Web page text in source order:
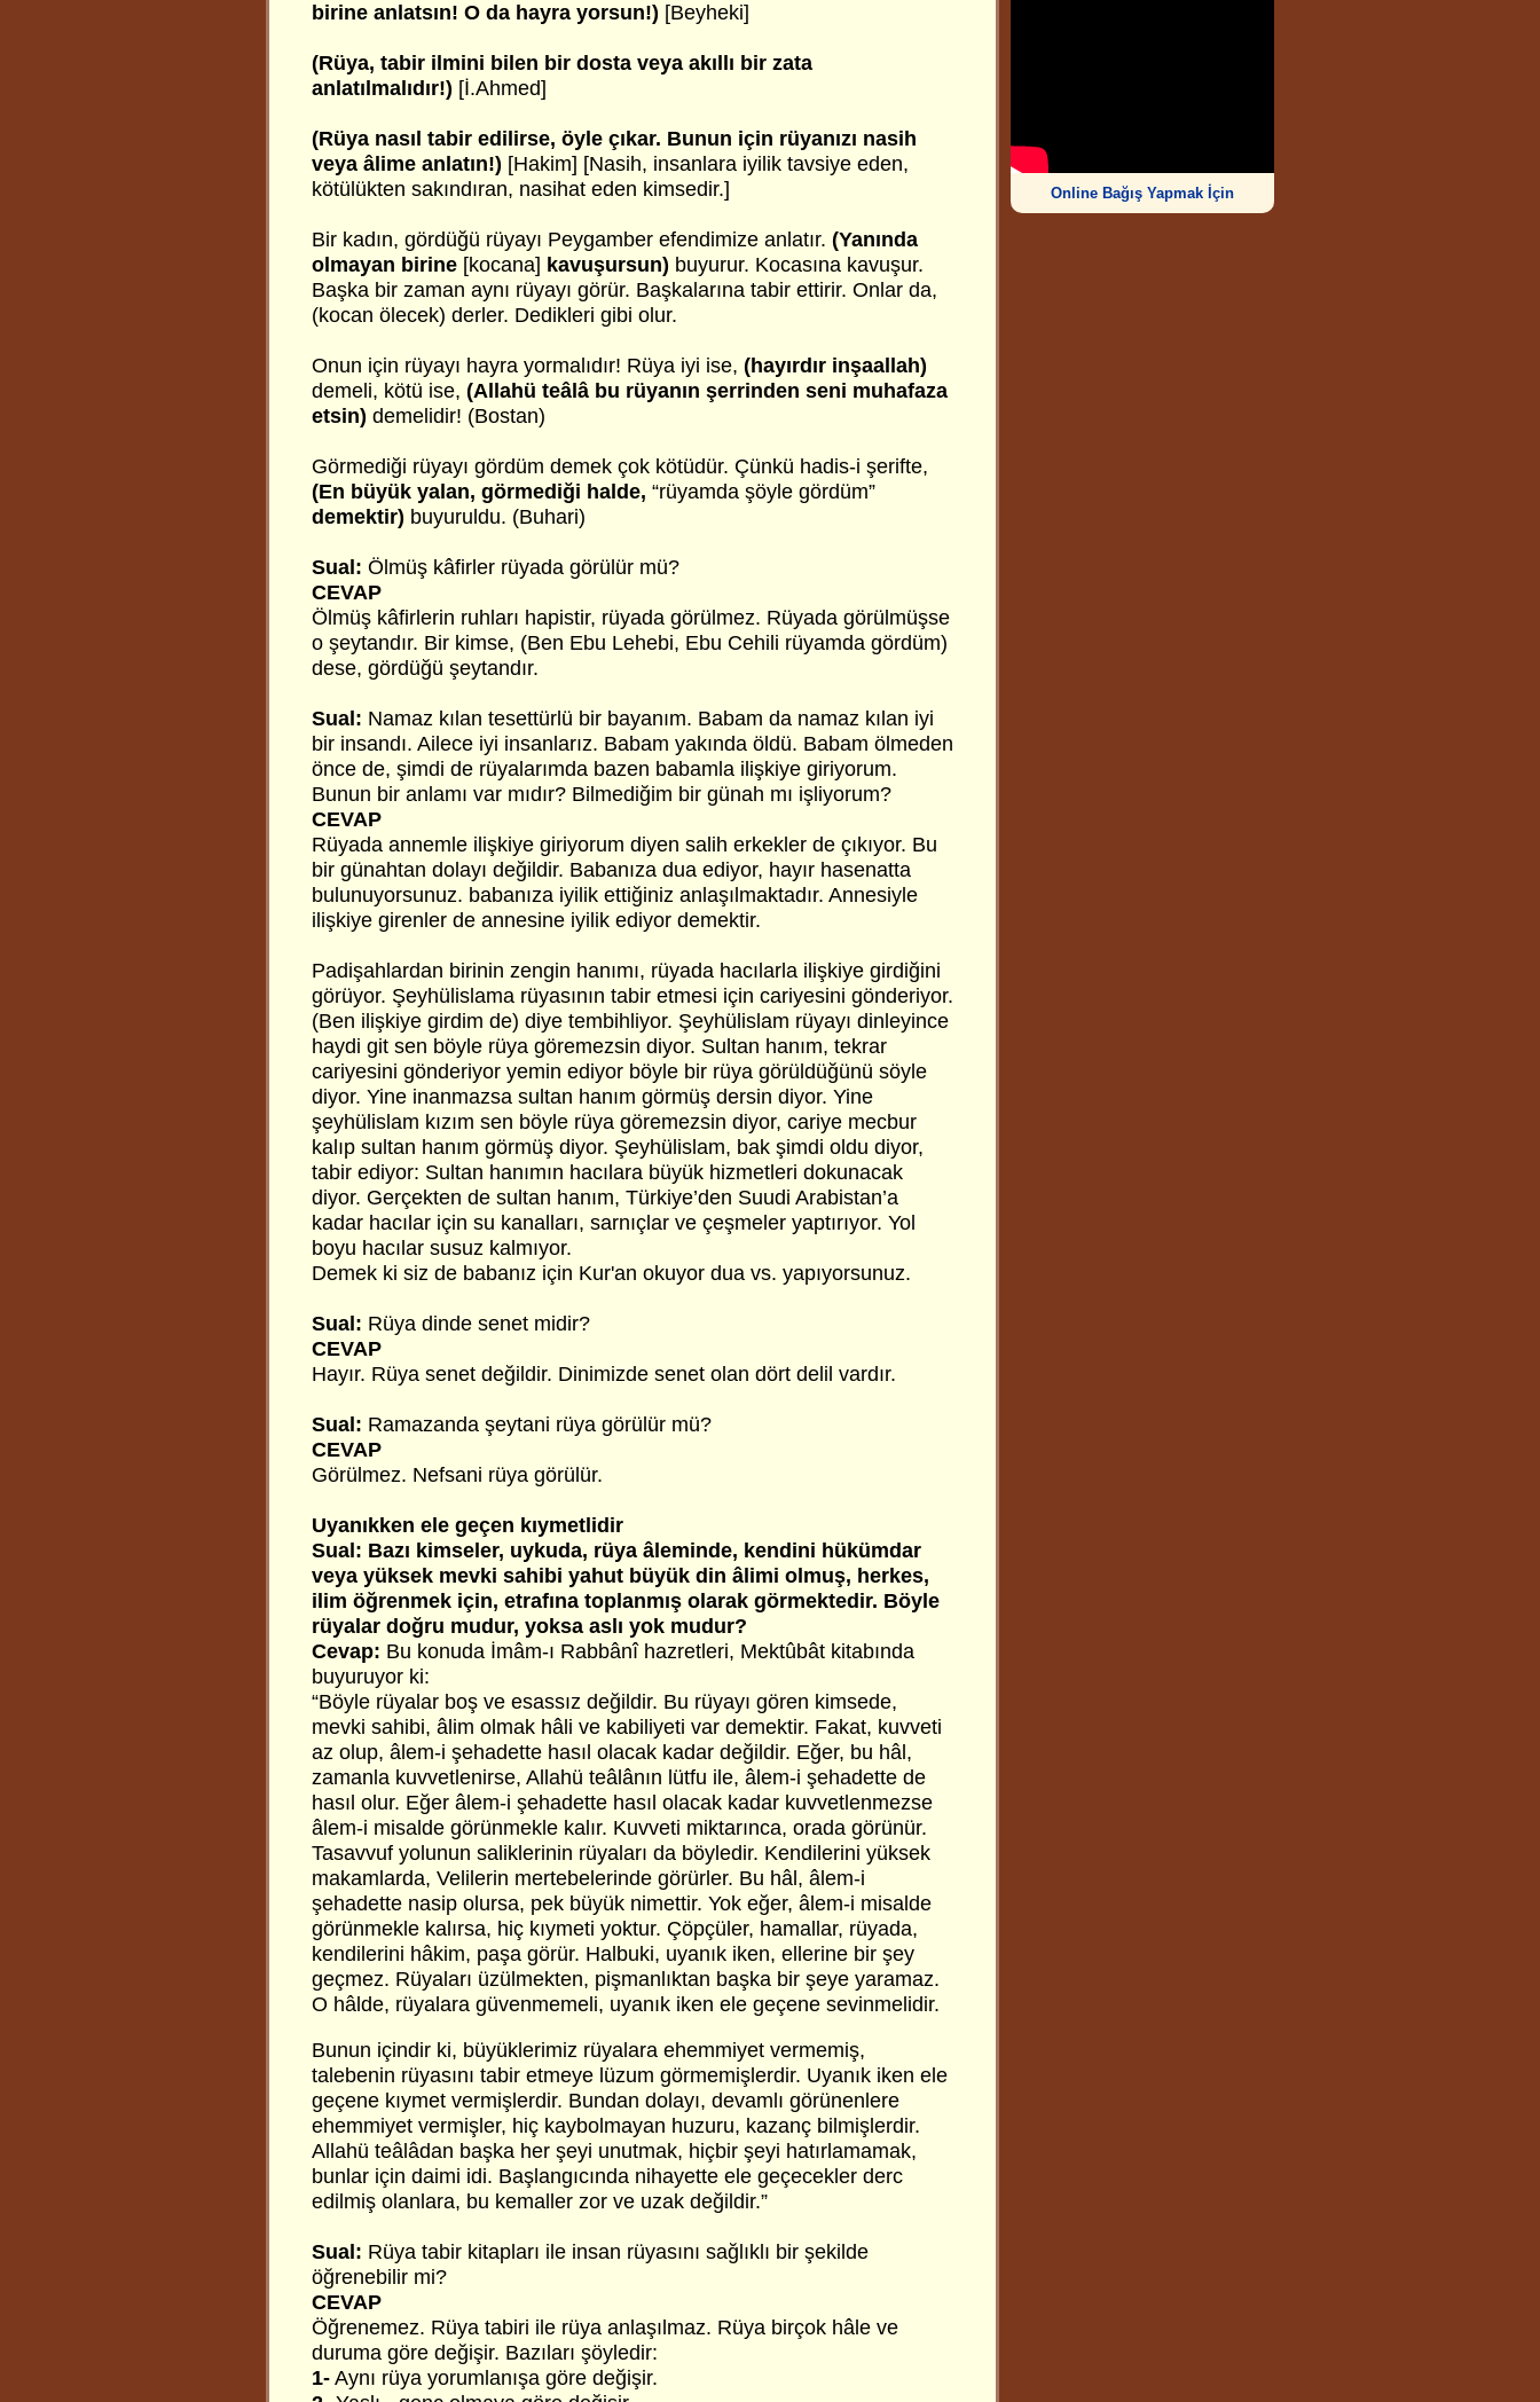
birine anlatsın! O da hayra yorsun!) [Beyheki]
(Rüya, tabir ilmini bilen bir dosta veya akıllı bir zata
anlatılmalıdır!) [İ.Ahmed]
(Rüya nasıl tabir edilirse, öyle çıkar. Bunun için rüyanızı nasih
veya âlime anlatın!) [Hakim] [Nasih, insanlara iyilik tavsiye eden,
kötülükten sakındıran, nasihat eden kimsedir.]
Bir kadın, gördüğü rüyayı Peygamber efendimize anlatır. (Yanında
olmayan birine [kocana] kavuşursun) buyurur. Kocasına kavuşur.
Başka bir zaman aynı rüyayı görür. Başkalarına tabir ettirir. Onlar da,
(kocan ölecek) derler. Dedikleri gibi olur.
Onun için rüyayı hayra yormalıdır! Rüya iyi ise, (hayırdır inşaallah)
demeli, kötü ise, (Allahü teâlâ bu rüyanın şerrinden seni muhafaza
etsin) demelidir! (Bostan)
Görmediği rüyayı gördüm demek çok kötüdür. Çünkü hadis-i şerifte,
(En büyük yalan, görmediği halde, “rüyamda şöyle gördüm”
demektir) buyuruldu. (Buhari)
Sual: Ölmüş kâfirler rüyada görülür mü?
CEVAP
Ölmüş kâfirlerin ruhları hapistir, rüyada görülmez. Rüyada görülmüşse
o şeytandır. Bir kimse, (Ben Ebu Lehebi, Ebu Cehili rüyamda gördüm)
dese, gördüğü şeytandır.
Sual: Namaz kılan tesettürlü bir bayanım. Babam da namaz kılan iyi
bir insandı. Ailece iyi insanlarız. Babam yakında öldü. Babam ölmeden
önce de, şimdi de rüyalarımda bazen babamla ilişkiye giriyorum.
Bunun bir anlamı var mıdır? Bilmediğim bir günah mı işliyorum?
CEVAP
Rüyada annemle ilişkiye giriyorum diyen salih erkekler de çıkıyor. Bu
bir günahtan dolayı değildir. Babanıza dua ediyor, hayır hasenatta
bulunuyorsunuz. babanıza iyilik ettiğiniz anlaşılmaktadır. Annesiyle
ilişkiye girenler de annesine iyilik ediyor demektir.
Padişahlardan birinin zengin hanımı, rüyada hacılarla ilişkiye girdiğini
görüyor. Şeyhülislama rüyasının tabir etmesi için cariyesini gönderiyor.
(Ben ilişkiye girdim de) diye tembihliyor. Şeyhülislam rüyayı dinleyince
haydi git sen böyle rüya göremezsin diyor. Sultan hanım, tekrar
cariyesini gönderiyor yemin ediyor böyle bir rüya görüldüğünü söyle
diyor. Yine inanmazsa sultan hanım görmüş dersin diyor. Yine
şeyhülislam kızım sen böyle rüya göremezsin diyor, cariye mecbur
kalıp sultan hanım görmüş diyor. Şeyhülislam, bak şimdi oldu diyor,
tabir ediyor: Sultan hanımın hacılara büyük hizmetleri dokunacak
diyor. Gerçekten de sultan hanım, Türkiye’den Suudi Arabistan’a
kadar hacılar için su kanalları, sarnıçlar ve çeşmeler yaptırıyor. Yol
boyu hacılar susuz kalmıyor.
Demek ki siz de babanız için Kur'an okuyor dua vs. yapıyorsunuz.
Sual: Rüya dinde senet midir?
CEVAP
Hayır. Rüya senet değildir. Dinimizde senet olan dört delil vardır.
Sual: Ramazanda şeytani rüya görülür mü?
CEVAP
Görülmez. Nefsani rüya görülür.
Uyanıkken ele geçen kıymetlidir
Sual: Bazı kimseler, uykuda, rüya âleminde, kendini hükümdar
veya yüksek mevki sahibi yahut büyük din âlimi olmuş, herkes,
ilim öğrenmek için, etrafına toplanmış olarak görmektedir. Böyle
rüyalar doğru mudur, yoksa aslı yok mudur?
Cevap: Bu konuda İmâm-ı Rabbânî hazretleri, Mektûbât kitabında
buyuruyor ki:
“Böyle rüyalar boş ve esassız değildir. Bu rüyayı gören kimsede,
mevki sahibi, âlim olmak hâli ve kabiliyeti var demektir. Fakat, kuvveti
az olup, âlem-i şehadette hasıl olacak kadar değildir. Eğer, bu hâl,
zamanla kuvvetlenirse, Allahü teâlânın lütfu ile, âlem-i şehadette de
hasıl olur. Eğer âlem-i şehadette hasıl olacak kadar kuvvetlenmezse
âlem-i misalde görünmekle kalır. Kuvveti miktarınca, orada görünür.
Tasavvuf yolunun saliklerinin rüyaları da böyledir. Kendilerini yüksek
makamlarda, Velilerin mertebelerinde görürler. Bu hâl, âlem-i
şehadette nasip olursa, pek büyük nimettir. Yok eğer, âlem-i misalde
görünmekle kalırsa, hiç kıymeti yoktur. Çöpçüler, hamallar, rüyada,
kendilerini hâkim, paşa görür. Halbuki, uyanık iken, ellerine bir şey
geçmez. Rüyaları üzülmekten, pişmanlıktan başka bir şeye yaramaz.
O hâlde, rüyalara güvenmemeli, uyanık iken ele geçene sevinmelidir.
Bunun içindir ki, büyüklerimiz rüyalara ehemmiyet vermemiş,
talebenin rüyasını tabir etmeye lüzum görmemişlerdir. Uyanık iken ele
geçene kıymet vermişlerdir. Bundan dolayı, devamlı görünenlere
ehemmiyet vermişler, hiç kaybolmayan huzuru, kazanç bilmişlerdir.
Allahü teâlâdan başka her şeyi unutmak, hiçbir şeyi hatırlamamak,
bunlar için daimi idi. Başlangıcında nihayette ele geçecekler derc
edilmiş olanlara, bu kemaller zor ve uzak değildir.”
Sual: Rüya tabir kitapları ile insan rüyasını sağlıklı bir şekilde
öğrenebilir mi?
CEVAP
Öğrenemez. Rüya tabiri ile rüya anlaşılmaz. Rüya birçok hâle ve
duruma göre değişir. Bazıları şöyledir:
1- Aynı rüya yorumlanışa göre değişir.
Online Bağış Yapmak İçin